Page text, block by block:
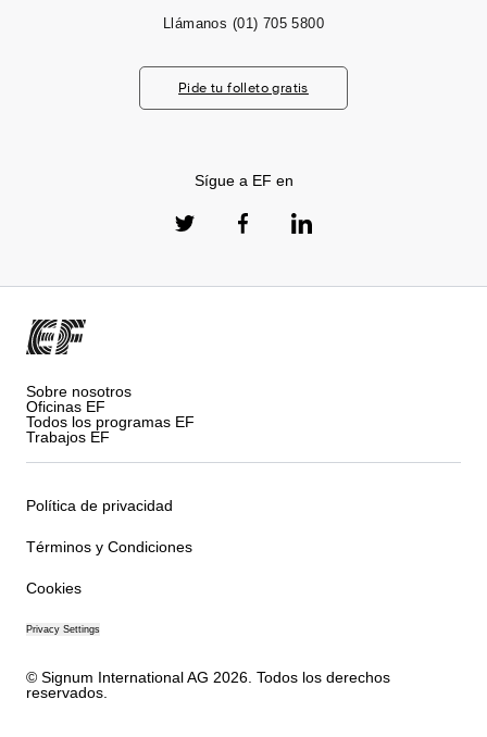
Llámanos (01) 705 5800
Pide tu folleto gratis
Sígue a EF en
Sobre nosotros
Oficinas EF
Todos los programas EF
Trabajos EF
Política de privacidad
Términos y Condiciones
Cookies
Privacy Settings
© Signum International AG 2026. Todos los derechos
reservados.